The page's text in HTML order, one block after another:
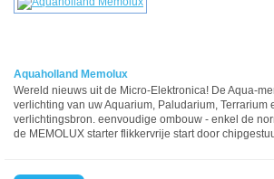
Aquaholland Memolux
Wereld nieuws uit de Micro-Elektronica! De Aqua-
verlichting van uw Aquarium, Paludarium, Terrarium
verlichtingsbron. eenvoudige ombouw - enkel de
de MEMOLUX starter flikkervrije start door